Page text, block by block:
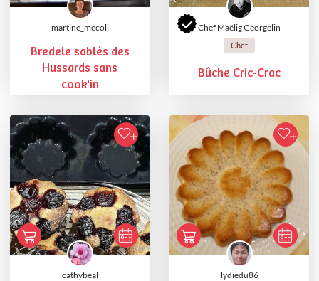
martine_mecoli
Bredele sablés des
Hussards sans
cook'in
Chef Maëlig Georgelin
Chef
Bûche Cric-Crac
cathybeal lydiedu86